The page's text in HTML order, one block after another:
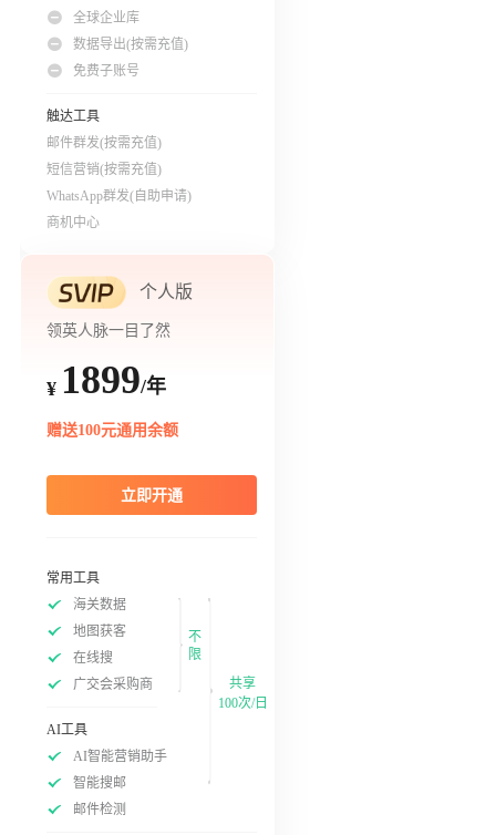
全球企业库
数据导出(按需充值)
免费子账号
触达工具
邮件群发(按需充值)
短信营销(按需充值)
WhatsApp群发(自助申请)
商机中心
个人版
领英人脉一目了然
¥ 1899/年
赠送100元通用余额
立即开通
常用工具
海关数据
地图获客
在线搜
广交会采购商
不
限
AI工具
AI智能营销助手
智能搜邮
邮件检测
共享
100次/日